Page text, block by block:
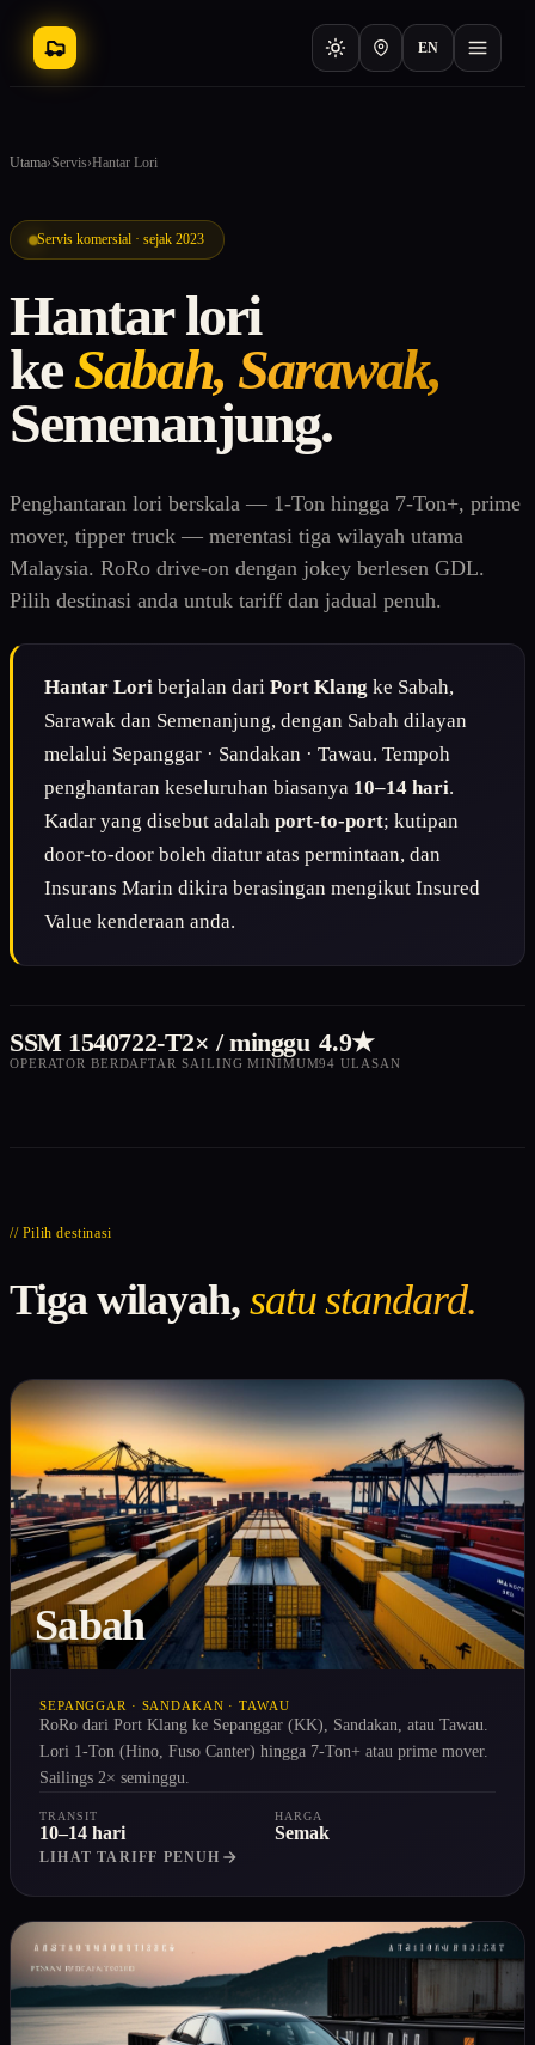
EN
Utama›Servis›Hantar Lori
Servis komersial · sejak 2023
Hantar lori
keSabah, Sarawak,
Semenanjung.
Penghantaran lori berskala — 1-Ton hingga 7-Ton+, prime
mover, tipper truck — merentasi tiga wilayah utama
Malaysia. RoRo drive-on dengan jokey berlesen GDL.
Pilih destinasi anda untuk tariff dan jadual penuh.
Hantar Lori berjalan dari Port Klang ke Sabah,
Sarawak dan Semenanjung, dengan Sabah dilayan
melalui Sepanggar · Sandakan · Tawau. Tempoh
penghantaran keseluruhan biasanya 10–14 hari.
Kadar yang disebut adalah port-to-port; kutipan
door-to-door boleh diatur atas permintaan, dan
Insurans Marin dikira berasingan mengikut Insured
Value kenderaan anda.
SSM 1540722-T
OPERATOR BERDAFTAR
2× / minggu
SAILING MINIMUM
4.9★
94 ULASAN
// Pilih destinasi
Tiga wilayah, satu standard.
Sabah
SEPANGGAR · SANDAKAN · TAWAU
RoRo dari Port Klang ke Sepanggar (KK), Sandakan, atau Tawau.
Lori 1-Ton (Hino, Fuso Canter) hingga 7-Ton+ atau prime mover.
Sailings 2× seminggu.
TRANSIT
10–14 hari
HARGA
Semak
LIHAT TARIFF PENUH